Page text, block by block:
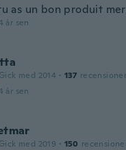
as un bon produit
år sen
Gick med 2014 · 137 recensioner
år sen
Gick med 2019 · 150